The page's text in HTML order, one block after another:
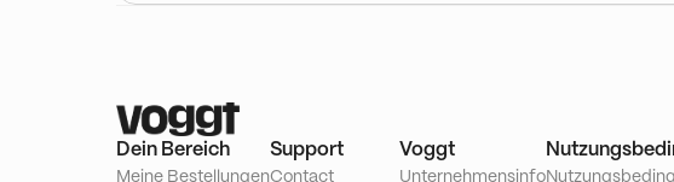
Dein Bereich
Meine Bestellungen
Support
Contact
Voggt
Unternehmensinfo